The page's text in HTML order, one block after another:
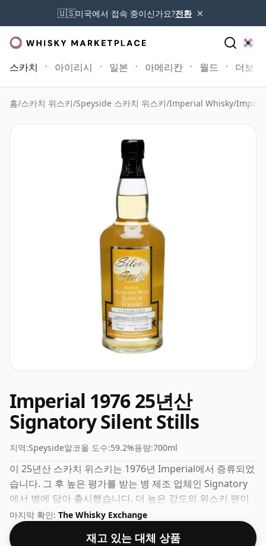
🇺🇸미국에서 접속 중이신가요?전환 ×
스카치 아이리시 일본 아메리칸 월드 더보기
홈/스카치 위스키/Speyside 스카치 위스키/Imperial Whisky/
Imperial 1976 25년산
Signatory Silent Stills
지역:Speyside알코올 도수:59.2%용량:700ml
이 25년산 스카치 위스키는 1976년 Imperial에서 증류되었
습니다. 그 후 높은 평가를 받는 병 제조 업체인 Signatory
에서 병에 담아 출시했습니다. 더 높은 강도의 위스키 팬이
라면 ABV가 59.2%인 이 병입 방식에 실망하지 않을 것입니
다.
마지막 확인: The Whisky Exchange
재고 있는 대체 상품